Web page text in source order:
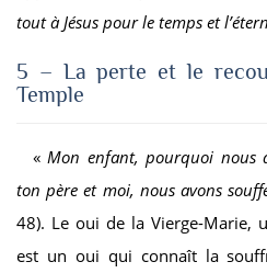
tout à Jésus pour le temps et
5 – La perte et le
Temple
« Mon enfant, pourquoi nous
ton père et moi, nous avons
48). Le oui de la Vierge-Marie,
est un oui qui connaît la